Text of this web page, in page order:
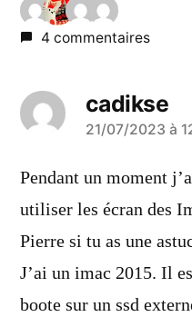
4 commentaires
cadikse
a
dit :
21/07/2023 à
Pendant un moment
utiliser les écran des
Pierre si tu as une
J’ai un imac 2015. Il
boote sur un ssd